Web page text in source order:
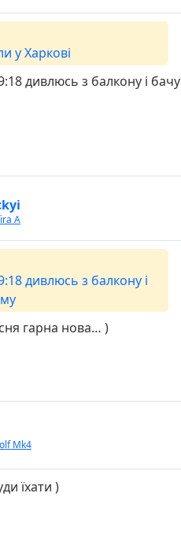
у Харкові
дивлюсь з балкону і бачу
A
дивлюсь з балкону і
гарна нова… )
Mk4
їхати )